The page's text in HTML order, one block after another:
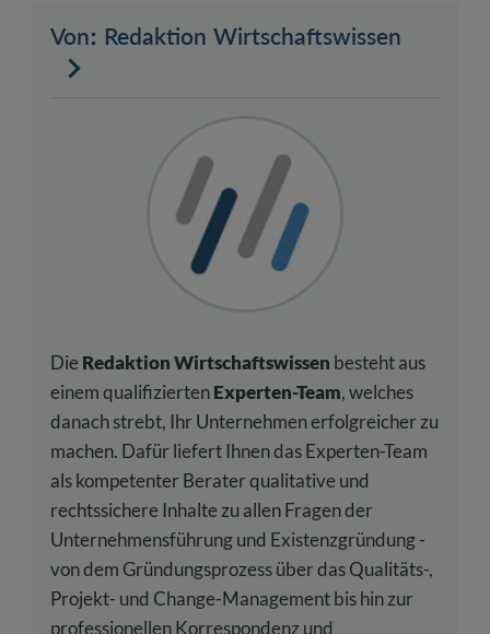
Von: Redaktion Wirtschaftswissen
Die Redaktion Wirtschaftswissen besteht aus
einem qualifiziertenExperten-Team, welches
danach strebt, Ihr Unternehmen erfolgreicher zu
machen. Dafür liefert Ihnen das Experten-Team
als kompetenter Berater qualitative und
rechtssichere Inhalte zu allen Fragen der
Unternehmensführung und Existenzgründung -
von dem Gründungsprozess über das Qualitäts-,
Projekt- und Change-Management bis hin zur
professionellen Korrespondenz und